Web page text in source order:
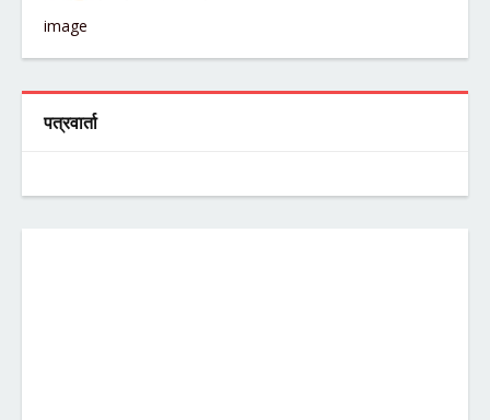
image
पत्रवार्ता